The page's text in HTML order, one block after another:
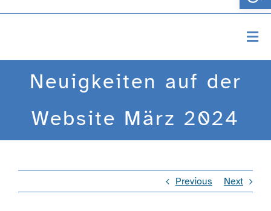
Über Uns
Engagement
Neuigkeiten auf der
Website März 2024
Previous Next